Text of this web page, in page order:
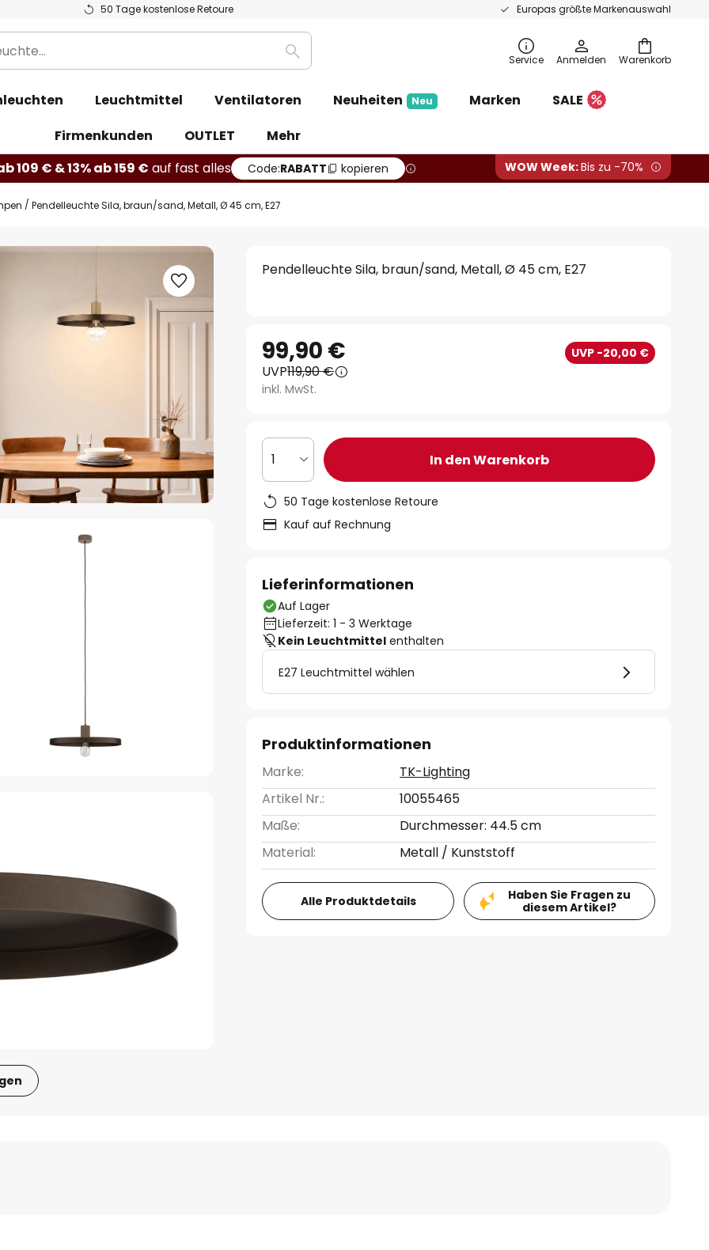
50 Tage kostenlose Retoure Europas größte Markenauswahl
Warenkorb
Suche Service Anmelden
Leuchtmittel Ventilatoren Neuheiten Neu Marken
SALE
Firmenkunden
OUTLET
Mehr
109 € & 13% ab 159 € auf fast alles Code:RABATT kopieren WOW Week:Bis zu -70%
Pendelleuchte Sila, braun/sand, Metall, Ø 45 cm, E27
Pendelleuchte Sila, braun/sand, Metall, Ø 45 cm, E27
99,90 € UVP -20,00 €
UVP119,90 €
inkl. MwSt.
1 In den Warenkorb
50 Tage kostenlose Retoure
Kauf auf Rechnung
Lieferinformationen
Auf Lager
Lieferzeit: 1 - 3 Werktage
Kein Leuchtmittel enthalten
E27 Leuchtmittel wählen
Produktinformationen
Marke:
TK-Lighting
Artikel Nr.:
10055465
Maße:
Durchmesser: 44.5 cm
Material:
Metall / Kunststoff
Alle Produktdetails
Haben Sie Fragen zu
diesem Artikel?